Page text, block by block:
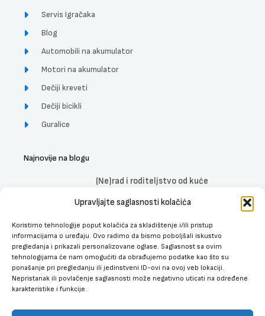
Upravljajte saglasnosti kolačića
Koristimo tehnologije poput kolačića za skladištenje i/ili pristup
informacijama o uređaju. Ovo radimo da bismo poboljšali iskustvo
pregledanja i prikazali personalizovane oglase. Saglasnost sa ovim
tehnologijama će nam omogućiti da obrađujemo podatke kao što su
ponašanje pri pregledanju ili jedinstveni ID-ovi na ovoj veb lokaciji.
Nepristanak ili povlačenje saglasnosti može negativno uticati na određene
karakteristike i funkcije.
Servis Igračaka
Blog
Automobili na akumulator
Motori na akumulator
Dečiji kreveti
Dečiji bicikli
Guralice
Najnovije na blogu
(Ne)rad i roditeljstvo od kuće
Uticaj muzike na trudnice, fetus i
bebe
DETALJNIJE »
Najbolji dečiji kreveti sa fiokom za